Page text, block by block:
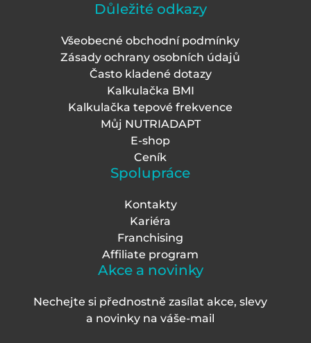
Důležité odkazy
Všeobecné obchodní podmínky
Zásady ochrany osobních údajů
Často kladené dotazy
Kalkulačka BMI
Kalkulačka tepové frekvence
Můj NUTRIADAPT
E-shop
Ceník
Spolupráce
Kontakty
Kariéra
Franchising
Affiliate program
Akce a novinky
Nechejte si přednostně zasílat akce, slevy
a novinky na váše-mail